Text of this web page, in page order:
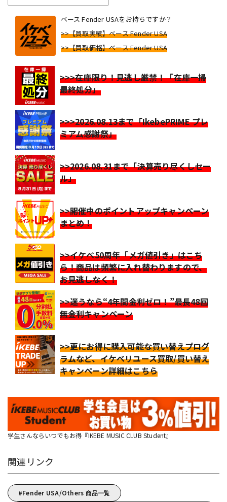
ベース Fender USAをお持ちですか？
>>【買取実績】ベース Fender USA
>>【買取価格】ベース Fender USA
>>>在庫限り！見逃し厳禁！「在庫一掃
最終処分」
>>>2026.08.13まで「IkebePRIME プレ
ミアム感謝祭」
>>2026.08.31まで「決算売り尽くしセー
ル」
>>開催中のポイントアップキャンペーン
まとめ！
>>イケベ50周年「メガ値引き」はこち
ら！商品は頻繁に入れ替わりますので、
お見逃しなく！
>>迷うなら“4年間金利ゼロ！”最長48回
無金利キャンペーン
>>更にお得に購入可能な買い替えプログ
ラムなど、イケベリユース買取/買い替え
キャンペーン詳細はこちら
学生さんならいつでもお得『IKEBE MUSIC CLUB Student』
関連リンク
Fender USA/Others 商品一覧